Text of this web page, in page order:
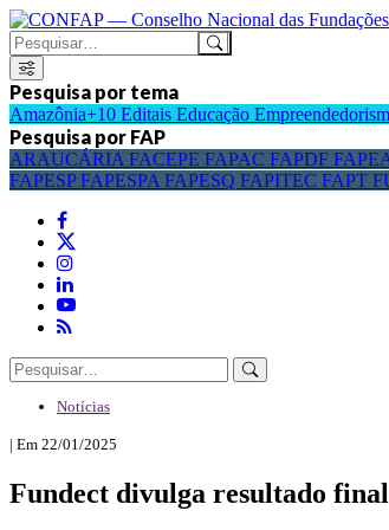
Pesquisa por tema
Amazônia+10 Editais Educação
Pesquisa por FAP
ARAUCÁRIA FACEPE FAPAC FAPDF
FAPESPFAPESPA FAPESQ FAPITEC FAPT
Notícias
| Em 22/01/2025
Fundect divulga resultado